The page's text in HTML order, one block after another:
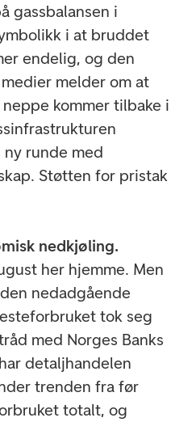
gassbalansen i
i at bruddet
endelig, og den
melder om at
kommer tilbake i
ny runde med
Støtten for pristak
nedkjøling.
her hjemme. Men
nedadgående
tok seg
med Norges Banks
detaljhandelen
trenden fra før
totalt, og